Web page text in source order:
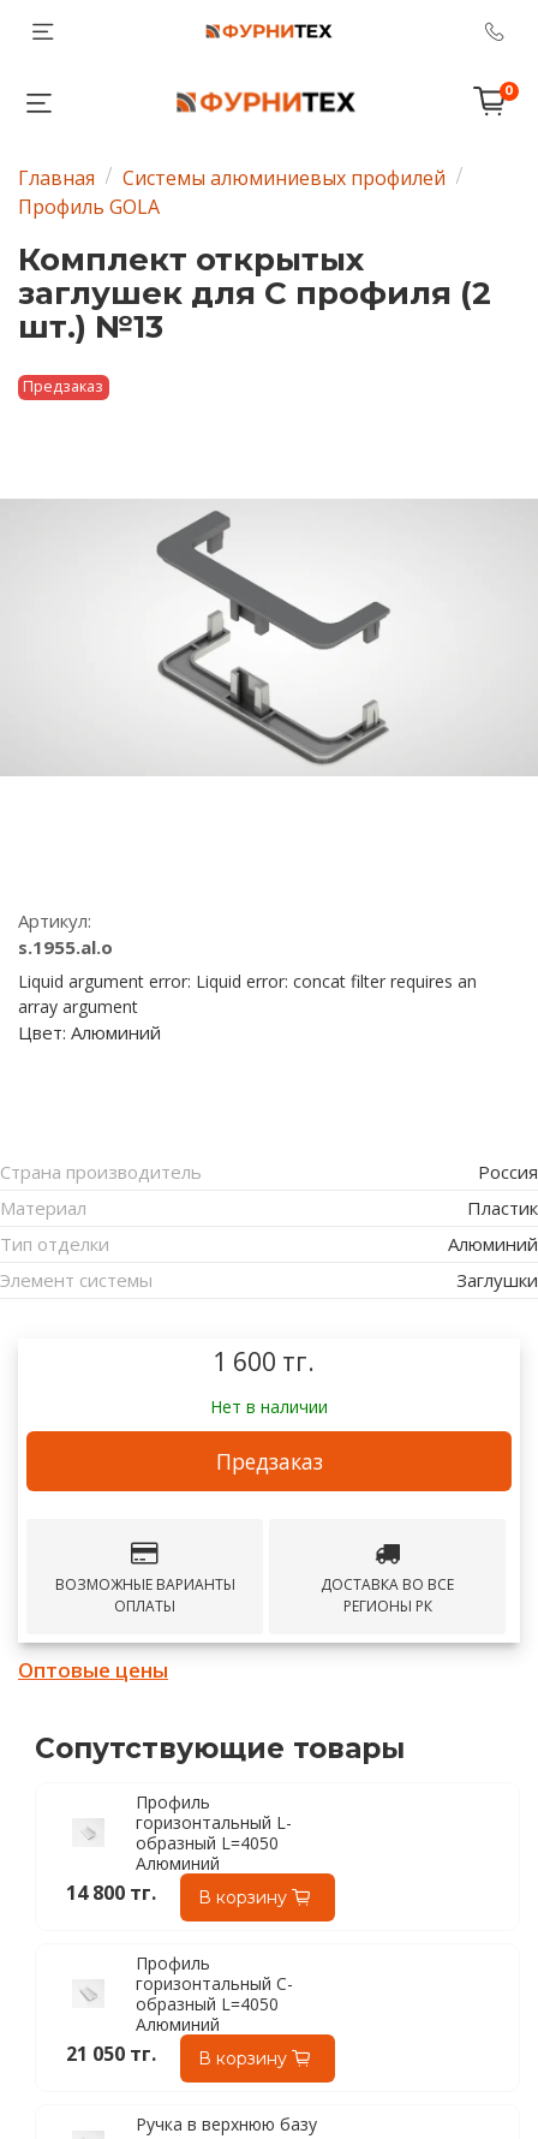
0
Главная
Системы алюминиевых профилей
Профиль GOLA
Комплект открытых
заглушек для C профиля (2
шт.) №13
Предзаказ
Артикул:
s.1955.al.o
Liquid argument error: Liquid error: concat filter requires an
array argument
Цвет: Алюминий
Страна производитель
Россия
Материал
Пластик
Тип отделки
Алюминий
Элемент системы
Заглушки
1 600 тг.
Нет в наличии
Предзаказ
ВОЗМОЖНЫЕ ВАРИАНТЫ
ОПЛАТЫ
ДОСТАВКА ВО ВСЕ
РЕГИОНЫ РК
Оптовые цены
Сопутствующие товары
Профиль
горизонтальный L-
образный L=4050
Алюминий
14 800 тг. В корзину
Профиль
горизонтальный С-
образный L=4050
Алюминий
21 050 тг. В корзину
Ручка в верхнюю базу